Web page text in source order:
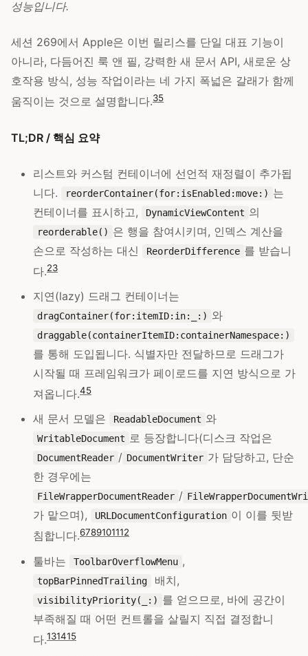
성능입니다.
세션 269에서 Apple은 이번 릴리스를 단일 대표 기능이
아니라, 다듬어진 룩 앤 필, 강력한 새 문서 API, 새로운 상
호작용 방식, 성능 작업이라는 네 가지 폭넓은 갈래가 함께
움직이는 것으로 설명합니다.35
TL;DR / 핵심 요약
리스트와 커스텀 컨테이너에 선언적 재정렬이 추가됩
니다.
reorderContainer(for:isEnabled:move:) 는
컨테이너를 표시하고,
DynamicViewContent 의
reorderable() 은 행을 참여시키며, 인덱스 계산을
손으로 작성하는 대신
ReorderDifference 를 받습니
다.23
지연(lazy) 드래그 컨테이너는
dragContainer(for:itemID:in:_:) 와
draggable(containerItemID:containerNamespace:)
를 통해 도입됩니다. 식별자만 전달하므로 드래그가
시작될 때 프레임워크가 페이로드를 지연 방식으로 가
져옵니다.45
새 문서 모델은 ReadableDocument 와
WritableDocument 로 등장합니다(디스크 작업은
DocumentReader / DocumentWriter 가 담당하고, 단순
한 경우에는
FileWrapperDocumentReader /
가 맡으며), URLDocumentConfiguration 이 이를 뒷받
침합니다.6789101112
툴바는 ToolbarOverflowMenu ,
topBarPinnedTrailing 배치,
visibilityPriority(_:) 를 얻으므로, 바에 공간이
부족해질 때 어떤 컨트롤을 살릴지 직접 결정합니
다.131415